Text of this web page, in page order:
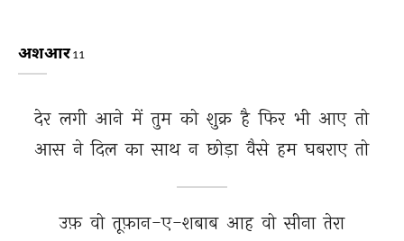
अशआर11
देर लगी आने में तुम को शुक्र है फिर भी आए तो
आस ने दिल का साथ न छोड़ा वैसे हम घबराए तो
उफ़ वो तूफ़ान-ए-शबाब आह वो सीना तेरा